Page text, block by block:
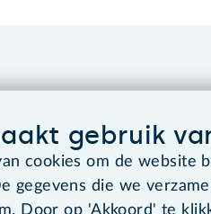
gebruik
cookies om de website
gegevens die we
Door op 'Akkoord' te